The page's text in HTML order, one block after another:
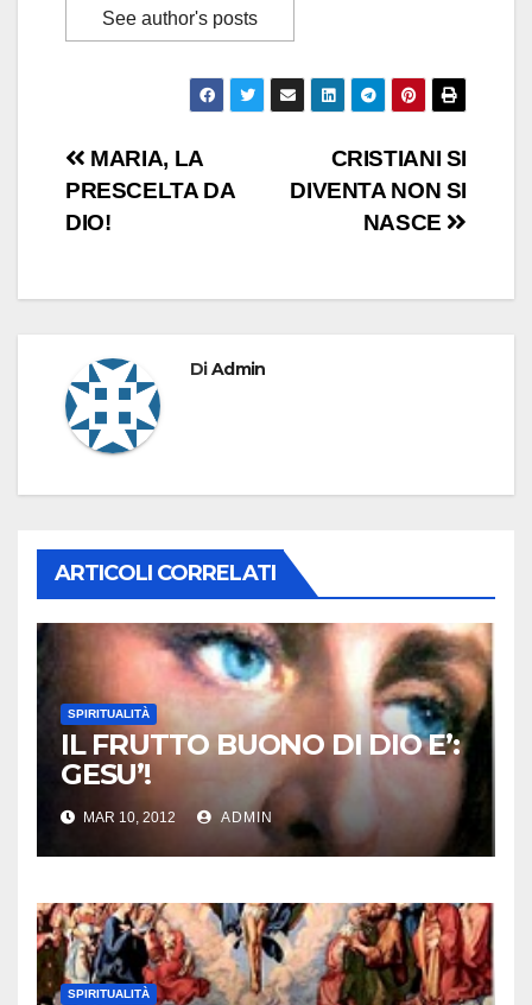
See author's posts
Navigazione
articoli
CRISTIANI SI
DIVENTA NON SI
NASCE
MARIA, LA
PRESCELTA DA
DIO!
DiAdmin
ARTICOLI CORRELATI
SPIRITUALITÀ
IL FRUTTO BUONO DI DIO E’:
GESU’!
MAR 10, 2012 ADMIN
SPIRITUALITÀ